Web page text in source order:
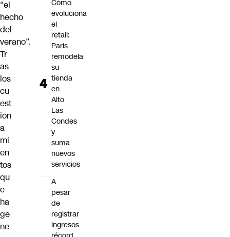
“el
hecho
del
verano”.
Tr
as
los
cu
est
ion
a
mi
en
tos
qu
e
ha
ge
ne
Cómo
evoluciona
el
retail:
Paris
remodela
su
tienda
en
Alto
Las
Condes
y
suma
nuevos
servicios
A
pesar
de
registrar
ingresos